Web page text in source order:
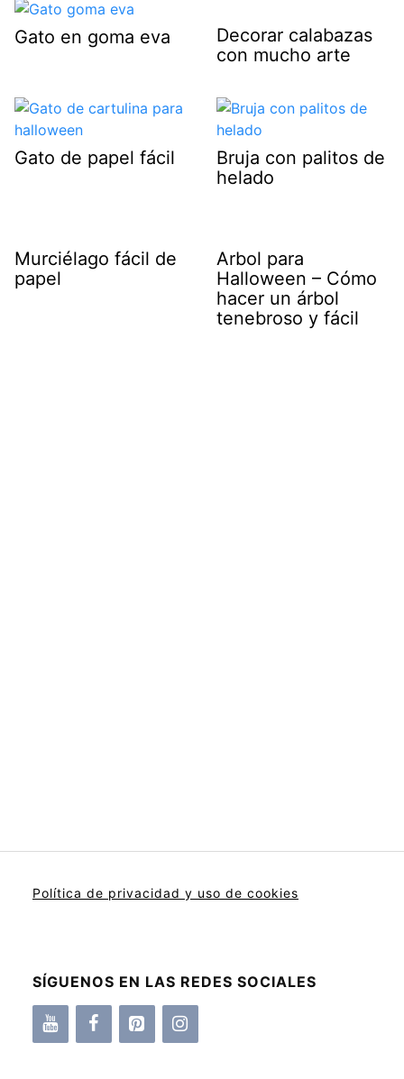
Gato en goma eva
Decorar calabazas
con mucho arte
Gato de papel fácil
Bruja con palitos de
helado
Murciélago fácil de
papel
Arbol para
Halloween – Cómo
hacer un árbol
tenebroso y fácil
Política de privacidad y uso de cookies
SÍGUENOS EN LAS REDES SOCIALES